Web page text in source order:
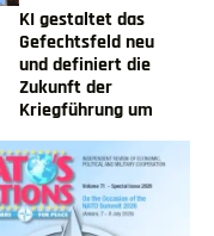
KI gestaltet das
Gefechtsfeld neu
und definiert die
Zukunft der
Kriegführung um